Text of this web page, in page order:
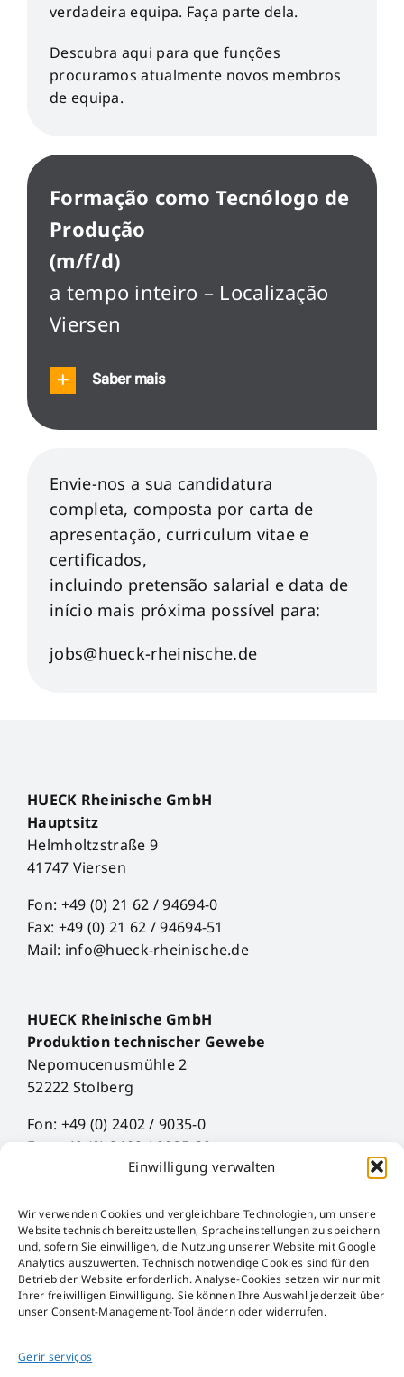
Einwilligung verwalten
Wir verwenden Cookies und vergleichbare Technologien, um unsere
Website technisch bereitzustellen, Spracheinstellungen zu speichern
und, sofern Sie einwilligen, die Nutzung unserer Website mit Google
Analytics auszuwerten. Technisch notwendige Cookies sind für den
Betrieb der Website erforderlich. Analyse-Cookies setzen wir nur mit
Ihrer freiwilligen Einwilligung. Sie können Ihre Auswahl jederzeit über
unser Consent-Management-Tool ändern oder widerrufen.
Gerir serviços
verdadeira equipa. Faça parte dela.
Descubra aqui para que funções
procuramos atualmente novos membros
de equipa.
Formação como Tecnólogo de
Produção
(m/f/d)
a tempo inteiro – Localização
Viersen
Saber mais
Envie-nos a sua candidatura
completa, composta por carta de
apresentação, curriculum vitae e
certificados,
incluindo pretensão salarial e data de
início mais próxima possível para:
jobs@hueck-rheinische.de
HUECK Rheinische GmbH
Hauptsitz
Helmholtzstraße 9
41747 Viersen
Fon: +49 (0) 21 62 / 94694-0
Fax: +49 (0) 21 62 / 94694-51
Mail: info@hueck-rheinische.de
HUECK Rheinische GmbH
Produktion technischer Gewebe
Nepomucenusmühle 2
52222 Stolberg
Fon: +49 (0) 2402 / 9035-0
Fax: +49 (0) 2402 / 9035-29
Mail: info@hueck-rheinische.de
Impress
Proteção de Dados
AGB
AEB
Störfall-Information
Lei das Embalagens